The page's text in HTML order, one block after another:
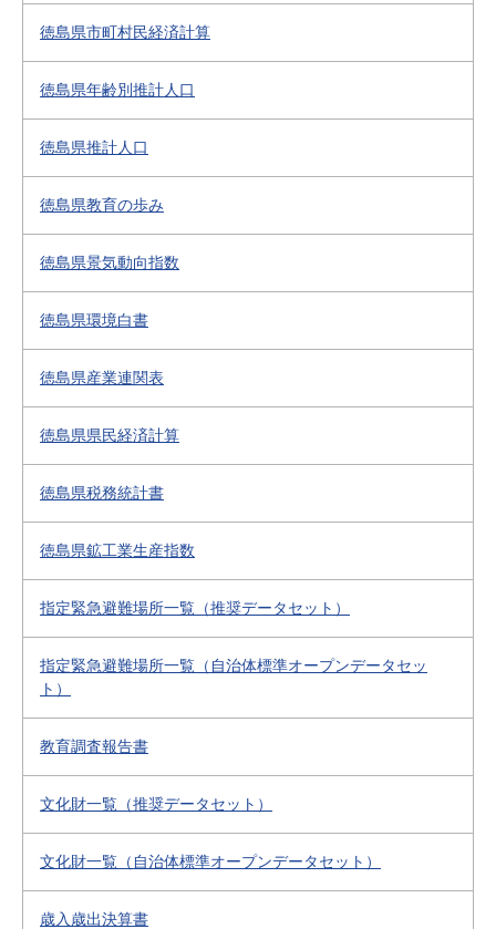
徳島県市町村民経済計算
徳島県年齢別推計人口
徳島県推計人口
徳島県教育の歩み
徳島県景気動向指数
徳島県環境白書
徳島県産業連関表
徳島県県民経済計算
徳島県税務統計書
徳島県鉱工業生産指数
指定緊急避難場所一覧（推奨データセット）
指定緊急避難場所一覧（自治体標準オープンデータセッ
ト）
教育調査報告書
文化財一覧（推奨データセット）
文化財一覧（自治体標準オープンデータセット）
歳入歳出決算書